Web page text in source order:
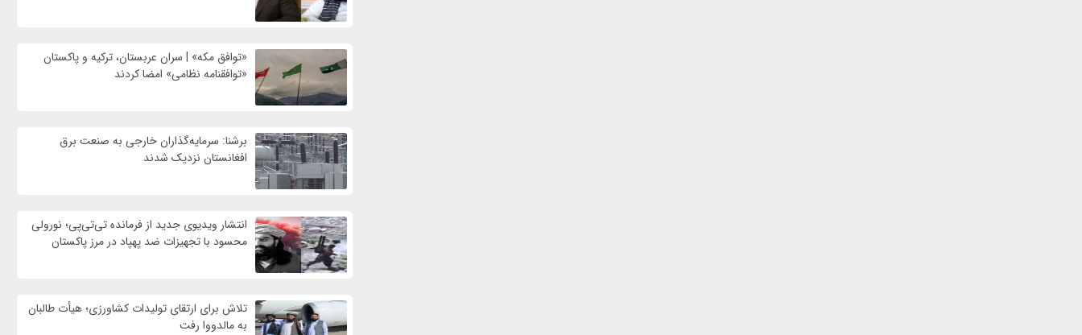
«توافق مکه» | سران عربستان، ترکیه و پاکستان
«توافقنامه نظامی» امضا کردند
برشنا: سرمایه‌گذاران خارجی به صنعت برق
افغانستان نزدیک شدند
انتشار ویدیوی جدید از فرمانده تی‌تی‌پی؛ نورولی
محسود با تجهیزات ضد پهپاد در مرز پاکستان
تلاش برای ارتقای تولیدات کشاورزی؛ هیأت طالبان
به مالدووا رفت